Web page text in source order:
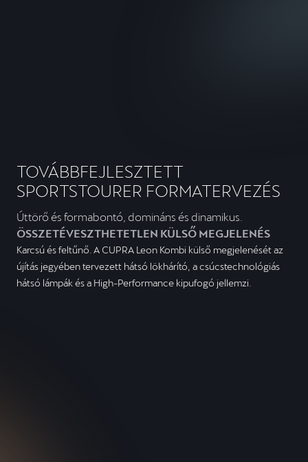
TOVÁBBFEJLESZTETT
SPORTSTOURER FORMATERVEZÉS
Úttörő és formabontó, domináns és dinamikus.
ÖSSZETÉVESZTHETETLEN KÜLSŐ MEGJELENÉS
Karcsú és feltűnő. A CUPRA Leon Kombi külső megjelenését az
újítás jegyében tervezett hátsó lökhárító, a csúcstechnológiás
hátsó lámpák és a High-Performance kipufogó jellemzi.